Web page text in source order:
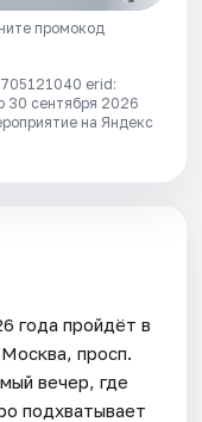
промокод
erid:
30 сентября 2026
на Яндекс
года пройдёт в
просп.
вечер, где
подхватывает